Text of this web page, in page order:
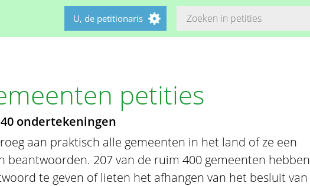
U, de petitionaris
petities
ondertekeningen
aan praktisch alle gemeenten in het land of ze een
207 van de ruim 400 gemeenten hebben
te geven of lieten het afhangen van het besluit van